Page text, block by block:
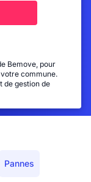
Bemove, pour
commune.
de gestion de
Pannes